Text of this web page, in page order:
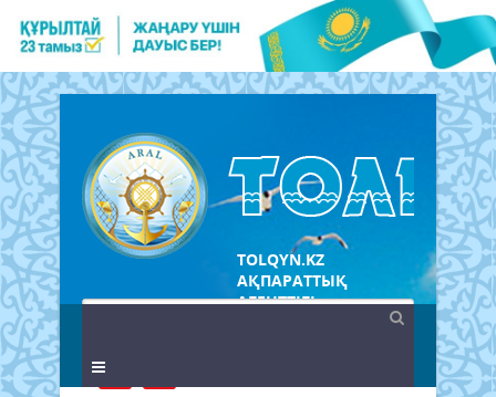
TOLQYN.KZ
АҚПАРАТТЫҚ
АГЕНТТІГІ